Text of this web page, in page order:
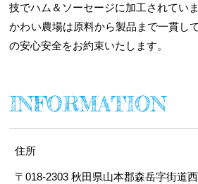
技でハム＆ソーセージに加工されていま
かわい農場は原料から製品まで一貫し
の安心安全をお約束いたします。
INFORMATION
住所
〒018-2303 秋田県山本郡森岳字街道